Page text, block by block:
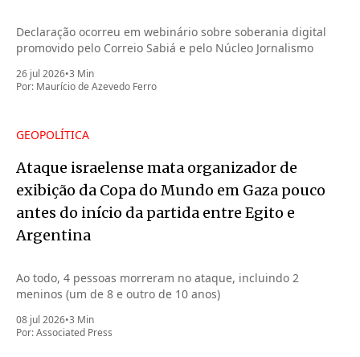
Declaração ocorreu em webinário sobre soberania digital
promovido pelo Correio Sabiá e pelo Núcleo Jornalismo
26 jul 2026•3 Min
Por: Maurício de Azevedo Ferro
GEOPOLÍTICA
Ataque israelense mata organizador de
exibição da Copa do Mundo em Gaza pouco
antes do início da partida entre Egito e
Argentina
Ao todo, 4 pessoas morreram no ataque, incluindo 2
meninos (um de 8 e outro de 10 anos)
08 jul 2026•3 Min
Por:Associated Press